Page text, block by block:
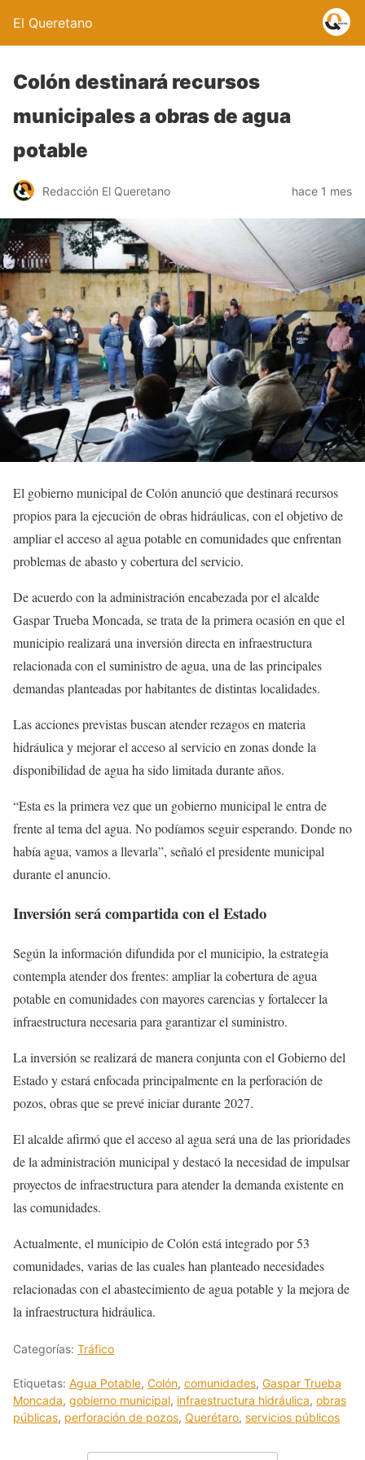
El Queretano
Colón destinará recursos
municipales a obras de agua
potable
Redacción El Queretano hace 1 mes
El gobierno municipal de Colón anunció que destinará recursos
propios para la ejecución de obras hidráulicas, con el objetivo de
ampliar el acceso al agua potable en comunidades que enfrentan
problemas de abasto y cobertura del servicio.
De acuerdo con la administración encabezada por el alcalde
Gaspar Trueba Moncada, se trata de la primera ocasión en que el
municipio realizará una inversión directa en infraestructura
relacionada con el suministro de agua, una de las principales
demandas planteadas por habitantes de distintas localidades.
Las acciones previstas buscan atender rezagos en materia
hidráulica y mejorar el acceso al servicio en zonas donde la
disponibilidad de agua ha sido limitada durante años.
“Esta es la primera vez que un gobierno municipal le entra de
frente al tema del agua. No podíamos seguir esperando. Donde no
había agua, vamos a llevarla”, señaló el presidente municipal
durante el anuncio.
Inversión será compartida con el Estado
Según la información difundida por el municipio, la estrategia
contempla atender dos frentes: ampliar la cobertura de agua
potable en comunidades con mayores carencias y fortalecer la
infraestructura necesaria para garantizar el suministro.
La inversión se realizará de manera conjunta con el Gobierno del
Estado y estará enfocada principalmente en la perforación de
pozos, obras que se prevé iniciar durante 2027.
El alcalde afirmó que el acceso al agua será una de las prioridades
de la administración municipal y destacó la necesidad de impulsar
proyectos de infraestructura para atender la demanda existente en
las comunidades.
Actualmente, el municipio de Colón está integrado por 53
comunidades, varias de las cuales han planteado necesidades
relacionadas con el abastecimiento de agua potable y la mejora de
la infraestructura hidráulica.
Categorías: Tráfico
Etiquetas: Agua Potable, Colón, comunidades, Gaspar Trueba
Moncada, gobierno municipal, infraestructura hidráulica, obras
públicas, perforación de pozos, Querétaro, servicios públicos